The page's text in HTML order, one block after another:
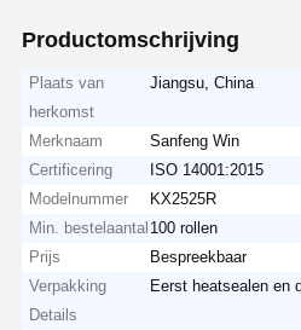
Productomschrijving
Plaats van
herkomst
Jiangsu, China
Merknaam
Sanfeng Win
Certificering
ISO 14001:2015
Modelnummer
KX2525R
Min. bestelaantal 100 rollen
Prijs
Bespreekbaar
Verpakking
Details
Eerst heatsealen en